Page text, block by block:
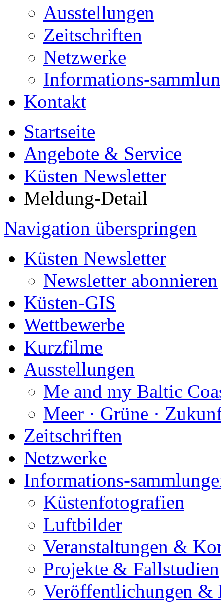
Ausstellungen
Zeitschriften
Netzwerke
Informations-
Kontakt
Startseite
Angebote & Service
Küsten Newsletter
Meldung-Detail
Navigation überspringen
Küsten Newsletter
Newsletter abonnieren
Küsten-GIS
Wettbewerbe
Kurzfilme
Ausstellungen
Me and my Baltic
Meer · Grüne ·
Zeitschriften
Netzwerke
Informations-
Küstenfotografien
Luftbilder
Veranstaltungen &
Projekte & Fallstudien
Veröffentlichungen &